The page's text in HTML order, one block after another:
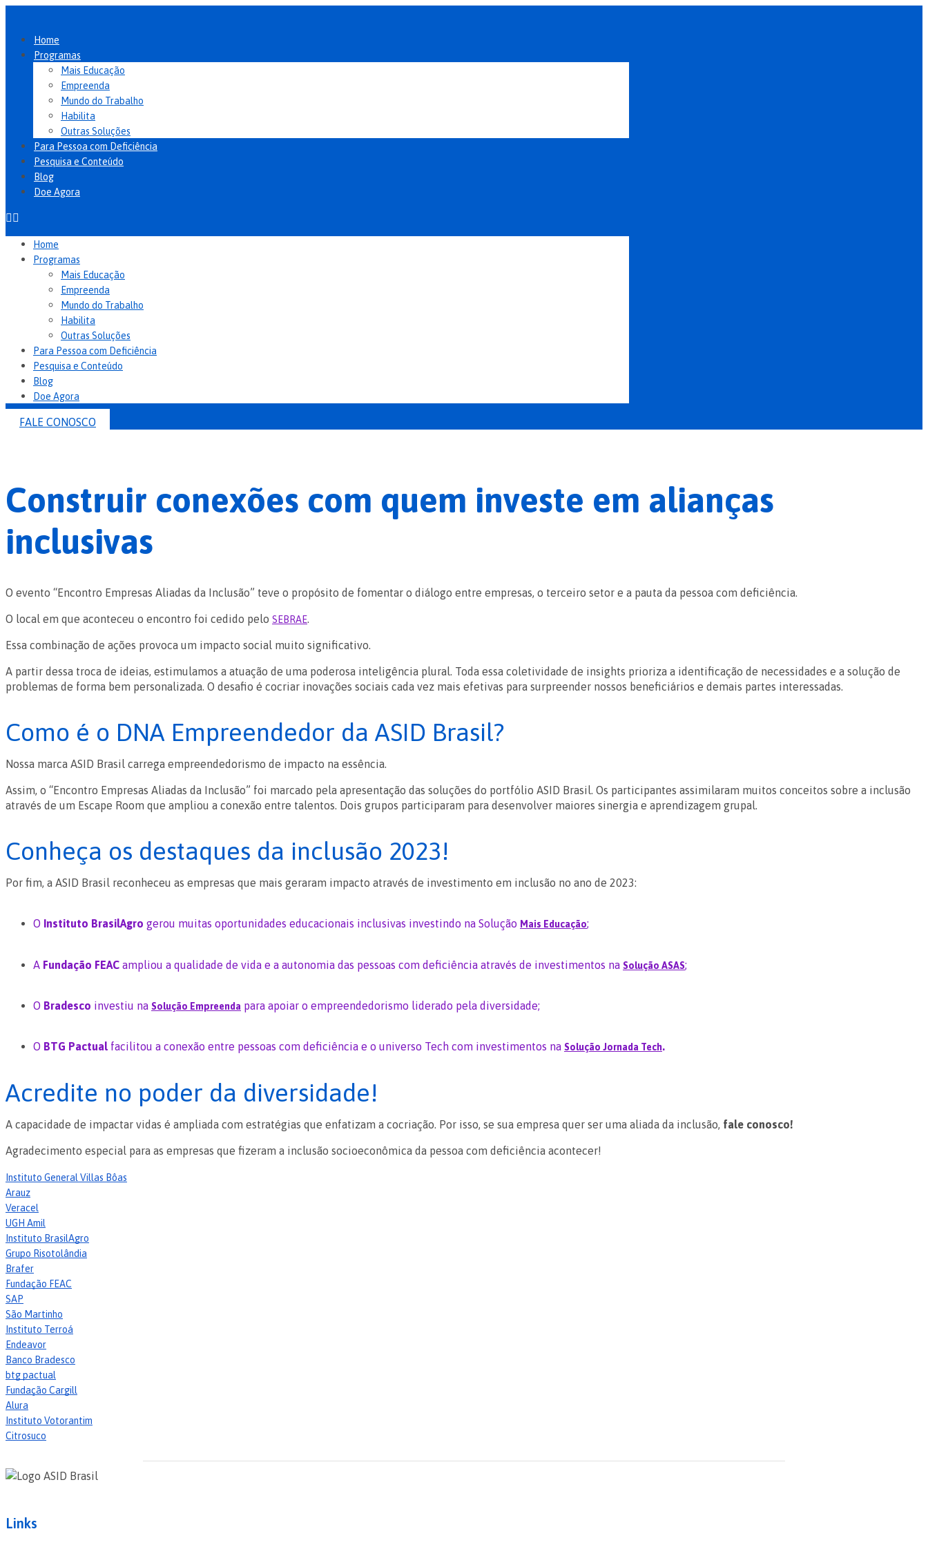
conteúdo
Home
Programas
Mais Educação
Empreenda
Mundo do Trabalho
Habilita
Outras Soluções
Para Pessoa com Deficiência
Pesquisa e Conteúdo
Blog
Doe Agora
Home
Programas
Mais Educação
Empreenda
Mundo do Trabalho
Habilita
Outras Soluções
Para Pessoa com Deficiência
Pesquisa e Conteúdo
Blog
Doe Agora
FALE CONOSCO
Construir conexões com quem investe em alianças
inclusivas
O evento “Encontro Empresas Aliadas da Inclusão” teve o propósito de fomentar o diálogo entre empresas, o terceiro setor e a pauta da pessoa com deficiência.
O local em que aconteceu o encontro foi cedido pelo SEBRAE.
Essa combinação de ações provoca um impacto social muito significativo.
A partir dessa troca de ideias, estimulamos a atuação de uma poderosa inteligência plural. Toda essa coletividade de insights prioriza a identificação de necessidades e a solução de
problemas de forma bem personalizada. O desafio é cocriar inovações sociais cada vez mais efetivas para surpreender nossos beneficiários e demais partes interessadas.
Como é o DNA Empreendedor da ASID Brasil?
Nossa marca ASID Brasil carrega empreendedorismo de impacto na essência.
Assim, o “Encontro Empresas Aliadas da Inclusão” foi marcado pela apresentação das soluções do portfólio ASID Brasil. Os participantes assimilaram muitos conceitos sobre a inclusão
através de um Escape Room que ampliou a conexão entre talentos. Dois grupos participaram para desenvolver maiores sinergia e aprendizagem grupal.
Conheça os destaques da inclusão 2023!
Por fim, a ASID Brasil reconheceu as empresas que mais geraram impacto através de investimento em inclusão no ano de 2023:
O Instituto BrasilAgro gerou muitas oportunidades educacionais inclusivas investindo na Solução Mais Educação;
A Fundação FEAC ampliou a qualidade de vida e a autonomia das pessoas com deficiência através de investimentos na Solução ASAS;
O Bradesco investiu na Solução Empreenda para apoiar o empreendedorismo liderado pela diversidade;
O BTG Pactual facilitou a conexão entre pessoas com deficiência e o universo Tech com investimentos na Solução Jornada Tech.
Acredite no poder da diversidade!
A capacidade de impactar vidas é ampliada com estratégias que enfatizam a cocriação. Por isso, se sua empresa quer ser uma aliada da inclusão, fale conosco!
Agradecimento especial para as empresas que fizeram a inclusão socioeconômica da pessoa com deficiência acontecer!
Instituto General Villas Bôas
Arauz
Veracel
UGH Amil
Instituto BrasilAgro
Grupo Risotolândia
Brafer
Fundação FEAC
SAP
São Martinho
Instituto Terroá
Endeavor
Banco Bradesco
btg pactual
Fundação Cargill
Alura
Instituto Votorantim
Citrosuco
Links